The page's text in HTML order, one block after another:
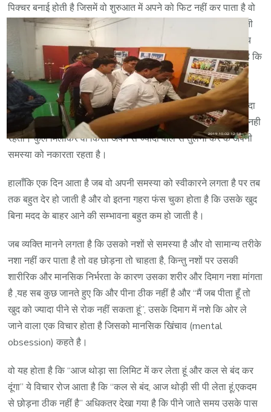
पिक्चर बनाई होती है जिसमें वो शुरुआत में अपने को फिट नहीं कर पाता है वो
हमेशा अपने से ज्यादा नशा करने वालों से अपने नशे कि तुलना कर के अपनी
समस्या को छोटा कर के देखता रहता है, जब तक वो उस स्तर तक ना पहुंच
जाए वो मानता ही नहीं है कि उसको नशे से समस्या है। शुरू में वो बोलता है कि
में फलाने के जैसे रोज तो नही पीता, फिर जब वो रोज पीने लगता है तो वो
किसी अन्य को दिखाकर कहता है कि मैं ढिकाने की तरह सुबह से तो नहीं
पीता, और जब वो खुद सबेरे से पीने लगता है तो फिर किसी और उससे ज्यादा
वाले से तुलना करने लगता है जैसे कि मैं शराब की दुकान के बाहर पड़ा तो नही
रहता। कुल मिलाकर वो किसी अपने से ज्यादा वाले से तुलना कर के अपनी
समस्या को नकारता रहता है।
हालाँकि एक दिन आता है जब वो अपनी समस्या को स्वीकारने लगता है पर तब
तक बहुत देर हो जाती है और वो इतना गहरा फंस चुका होता है कि उसके खुद
बिना मदद के बाहर आने की सम्भावना बहुत कम हो जाती है।
जब व्यक्ति मानने लगता है कि उसको नशों से समस्या है और वो सामान्य तरीके
नशा नहीं कर पाता है तो वह छोड़ना तो चाहता है, किन्तु नशों पर उसकी
शारीरिक और मानसिक निर्भरता के कारण उसका शरीर और दिमाग नशा मांगता
है ,यह सब कुछ जानते हुए कि और पीना ठीक नहीं है और “मैं जब पीता हूँ तो
खुद को ज्यादा पीने से रोक नहीं सकता हूं”, उसके दिमाग में नशे कि ओर ले
जाने वाला एक विचार होता है जिसको मानसिक खिंचाव (mental
obsession) कहते है।
वो यह होता है कि “आज थोड़ा सा लिमिट में कर लेता हूं और कल से बंद कर
दूंगा” ये विचार रोज आता है कि “कल से बंद, आज थोड़ी सी पी लेता हूं,एकदम
से छोड़ना ठीक नहीं है” अधिकतर देखा गया है कि पीने जाते समय उसके पास